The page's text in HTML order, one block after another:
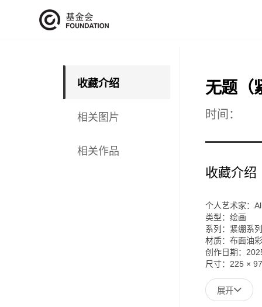
收藏介绍
相关图片
相关作品
无题（
时间：
收藏介绍
个人艺术家：
类型：绘画
系列：紧绷系列
材质：布面油
创作日期：
尺寸： 225 ×
展开